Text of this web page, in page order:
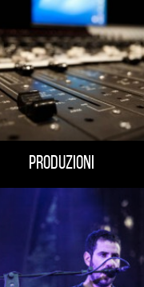
Produzioni